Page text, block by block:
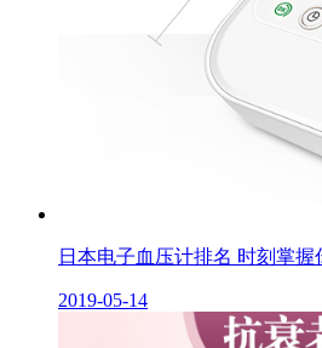
日本电子血压计排名 时刻掌握
2019-05-14